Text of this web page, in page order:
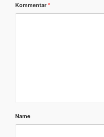
Kommentar *
Name